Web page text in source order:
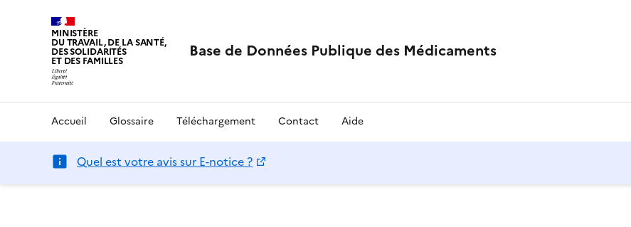
MINISTÈRE
DU TRAVAIL, DE LA SANTÉ,
DES SOLIDARITÉS
ET DES FAMILLES Base de Données Publique des Médicaments
Accueil Glossaire Téléchargement Contact Aide
Quel est votre avis sur E-notice ?